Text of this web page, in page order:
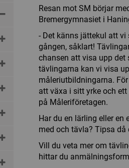
Resan mot SM börjar
Bremergymnasiet i
- Det känns jättekul att
gången, såklart!
chansen att visa upp det
tävlingarna kan vi visa
måleriutbildningarna.
att växa i sitt yrke och
på Måleriföretagen.
Har du en lärling eller en
med och tävla? Tipsa
Vill du veta mer om
hittar du